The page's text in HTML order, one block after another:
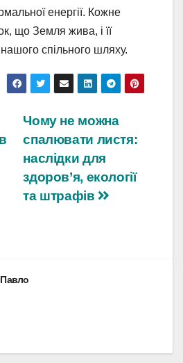
енергії. Кожне
що Земля жива, і її
спільного шляху.
Чому не можна
спалювати листя:
наслідки для
здоров’я, екології
та штрафів
Павло